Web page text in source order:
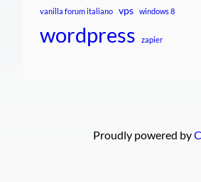
vanilla forum italiano vps windows 8
wordpress zapier
Proudly powered by